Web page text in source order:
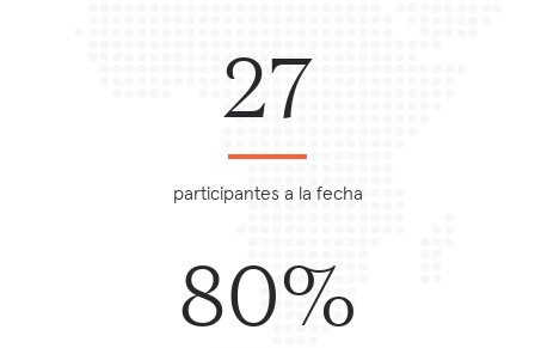
27
participantes a la fecha
80%